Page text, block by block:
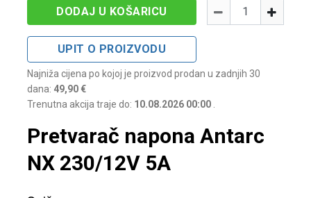
-
Količina +
DODAJ U KOŠARICU
UPIT O PROIZVODU
Najniža cijena po kojoj je proizvod prodan u zadnjih 30
dana: 49,90 €
Trenutna akcija traje do: 10.08.2026 00:00 .
Pretvarač napona Antarc
NX 230/12V 5A